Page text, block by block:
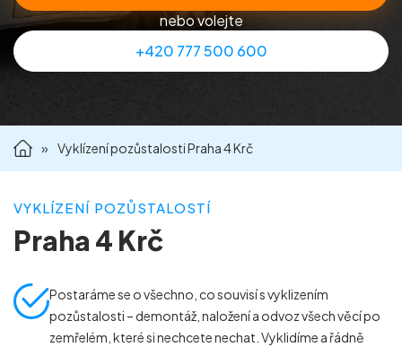
Reference
nebo volejte
+420 777 500 600
» Vyklízení pozůstalosti Praha 4 Krč
VYKLÍZENÍ POZŮSTALOSTÍ
Praha 4 Krč
Postaráme se o všechno, co souvisí s vyklizením
pozůstalosti – demontáž, naložení a odvoz všech věcí po
zemřelém, které si nechcete nechat. Vyklidíme a řádně